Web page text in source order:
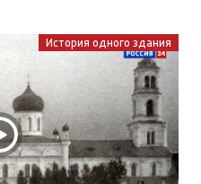
История одного здания